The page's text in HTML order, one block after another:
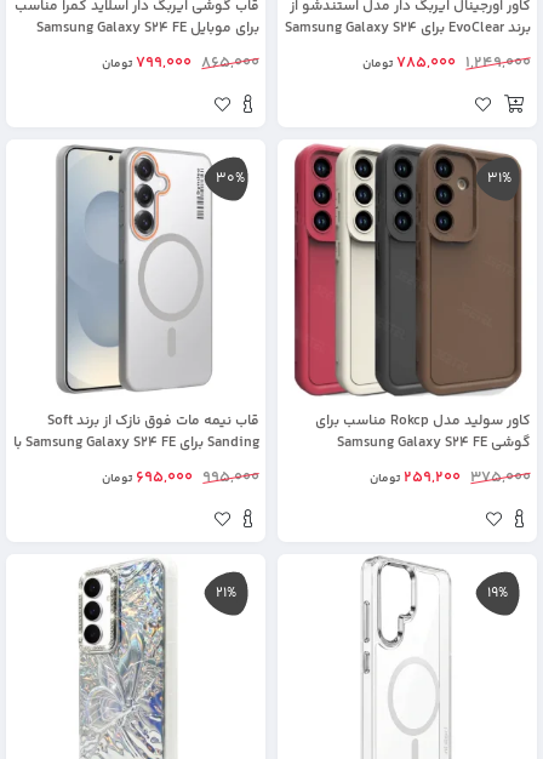
کاور اورجینال ایربگ دار مدل استندشو از
برند EvoClear برای Samsung Galaxy S24
1,249,000
785,000تومان
قاب گوشی ایربگ دار اسلاید کمرا مناسب
برای موبایل Samsung Galaxy S24 FE
865,000
799,000تومان
31%
کاور سولید مدل Rokcp مناسب برای
گوشی Samsung Galaxy S24 FE
375,000
259,200تومان
30%
قاب نیمه مات فوق نازک از برند Soft
Sanding برای Samsung Galaxy S24 FE با
995,000
695,000 تومان
19%
21%